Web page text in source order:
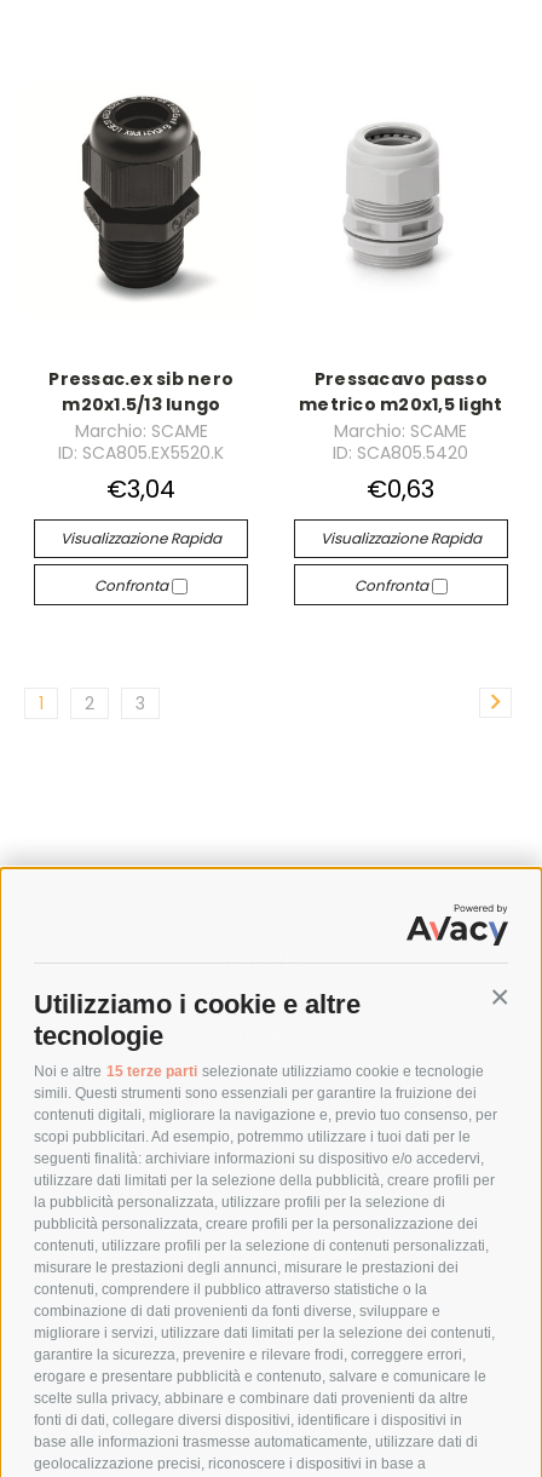
Utilizziamo i cookie e altre
tecnologie
Noi e altre 15 terze parti selezionate utilizziamo cookie e tecnologie
simili. Questi strumenti sono essenziali per garantire la fruizione dei
contenuti digitali, migliorare la navigazione e, previo tuo consenso, per
scopi pubblicitari. Ad esempio, potremmo utilizzare i tuoi dati per le
seguenti finalità: archiviare informazioni su dispositivo e/o accedervi,
utilizzare dati limitati per la selezione della pubblicità, creare profili per
la pubblicità personalizzata, utilizzare profili per la selezione di
pubblicità personalizzata, creare profili per la personalizzazione dei
contenuti, utilizzare profili per la selezione di contenuti personalizzati,
misurare le prestazioni degli annunci, misurare le prestazioni dei
contenuti, comprendere il pubblico attraverso statistiche o la
combinazione di dati provenienti da fonti diverse, sviluppare e
migliorare i servizi, utilizzare dati limitati per la selezione dei contenuti,
garantire la sicurezza, prevenire e rilevare frodi, correggere errori,
erogare e presentare pubblicità e contenuto, salvare e comunicare le
scelte sulla privacy, abbinare e combinare dati provenienti da altre
fonti di dati, collegare diversi dispositivi, identificare i dispositivi in
base alle informazioni trasmesse automaticamente, utilizzare dati di
geolocalizzazione precisi, riconoscere i dispositivi in base a
Pressac.ex sib nero
m20x1.5/13 lungo
Marchio: SCAME
ID: SCA805.EX5520.K
€3,04
Visualizzazione Rapida
Confronta
Pressacavo passo
metrico m20x1,5 light
Marchio: SCAME
ID: SCA805.5420
€0,63
Visualizzazione Rapida
Confronta
1 2 3
SPEDIZIONI
COSTI DI SPEDIZIONE
POLITICA DI RESO
POLICY
PRIVACY POLICY
COOKIE POLICY
PAGAMENTI SICURI
AZIENDA
CHI SIAMO
MARCHI TRATTATI
CONDOMINI